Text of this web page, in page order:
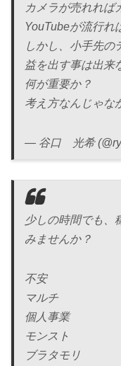
カメラが売れれば
YouTubeが流行れ
しかし、小手先の
益を出す事は出来
何が重要か？
考え方なんじゃな
— 谷口 光希
少しの時間でも、
みませんか？
不安
マルチ
個人事業
モンスト
ブラタモリ